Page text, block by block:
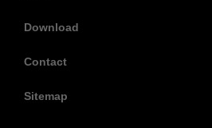
Download
Contact
Sitemap